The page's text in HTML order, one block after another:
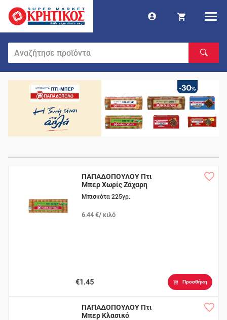
ΠΑΠΑΔΟΠΟΥΛΟΥ Πτι
Μπερ Χωρίς Ζάχαρη
Μπισκότα 225γρ.
6.44 €/ κιλό
€1.45 Προσθήκη
ΠΑΠΑΔΟΠΟΥΛΟΥ Πτι
Μπερ Κλασικό